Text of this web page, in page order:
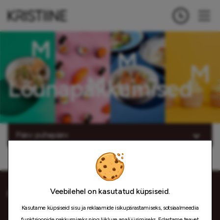
Veebilehel on kasutatud küpsiseid.
Kasutame küpsiseid sisu ja reklaamide isikupärastamiseks, sotsiaalmeedia
Lõunapakkumised
Päev: pühapäev